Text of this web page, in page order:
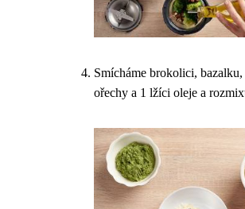
Smícháme brokolici, bazalku,
ořechy a 1 lžíci oleje a